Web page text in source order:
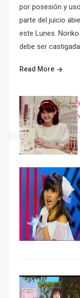
por posesión y
parte del juicio
este Lunes.
debe ser
Read More